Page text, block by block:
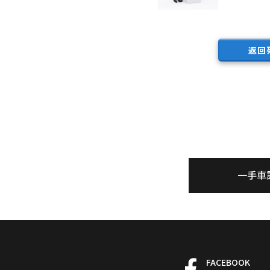
返回
一手車
FACEBOOK